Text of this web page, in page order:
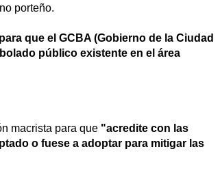
porteño.
que el GCBA (Gobierno de la Ciudad
público existente en el área
macrista para que "acredite con las
o fuese a adoptar para mitigar las